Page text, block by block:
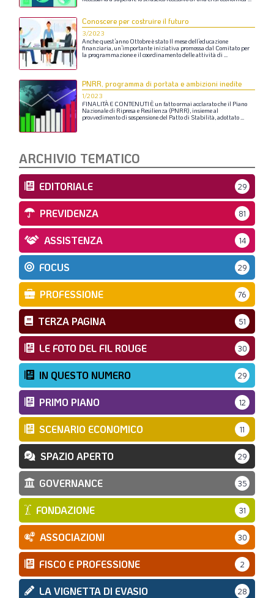
Conoscere per costruire il futuro
3/2023
Anchequest’anno Ottobreèstato Il mesedell’educazione
finanziaria, un’importanteiniziativa promossa dal Comitato per
la programmazioneeil coordinamentodelleattività di ...
PNRR, programma di portata e ambizioni inedite
1/2023
FINALITÀE CONTENUTI È un fattoormai acclaratocheil Piano
Nazionaledi Ripresa e Resilienza (PNRR),insiemeal
provvedimentodi sospensionedel Pattodi Stabilità,adottato...
ARCHIVIO TEMATICO
EDITORIALE 29
PREVIDENZA 81
ASSISTENZA 14
FOCUS 29
PROFESSIONE 76
TERZA PAGINA 51
LE FOTO DEL FIL ROUGE 30
IN QUESTO NUMERO 29
PRIMO PIANO 12
SCENARIO ECONOMICO 11
SPAZIO APERTO 29
GOVERNANCE 35
FONDAZIONE 31
ASSOCIAZIONI 30
FISCO E PROFESSIONE 2
LA VIGNETTA DI EVASIO 28